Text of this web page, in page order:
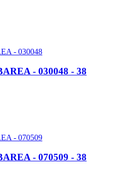
- 030048 - 38
- 070509 - 38